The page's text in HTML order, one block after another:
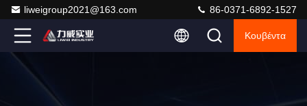
liweigroup2021@163.com 86-0371-6892-1527
Κουβέντα